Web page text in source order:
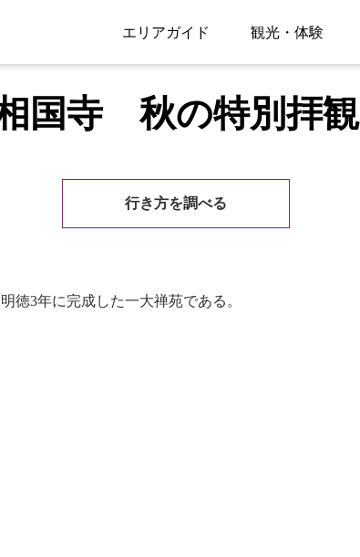
エリアガイド 観光・体験
国寺 秋の特別拝観
行き方を調べる
徳3年に完成した一大禅苑である。